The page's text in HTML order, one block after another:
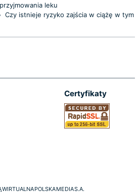
leku
Czy istnieje ryzyko zajścia w ciążę w tym
Certyfikaty
POLSKA MEDIA S.A.